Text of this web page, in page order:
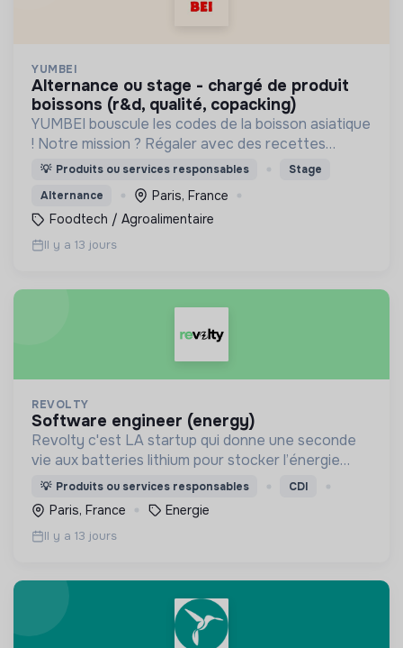
YUMBEI
alternance ou stage - chargé de produit
boissons (r&d, qualité, copacking)
YUMBEI bouscule les codes de la boisson asiatique
! Notre mission ? Régaler avec des recettes
innovantes, plus saines et responsables.
💡 Produits ou services responsables
Stage
Alternance
Paris, France
Foodtech / Agroalimentaire
Il y a 13 jours
REVOLTY
software engineer (energy)
Revolty c'est LA startup qui donne une seconde
vie aux batteries lithium pour stocker l’énergie
solaire des particuliers et limiter leur impact
environnemental 😎
💡 Produits ou services responsables CDI
Paris, France Energie
Il y a 13 jours